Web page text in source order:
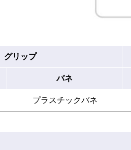
グリップ
バネ
プラスチックバネ